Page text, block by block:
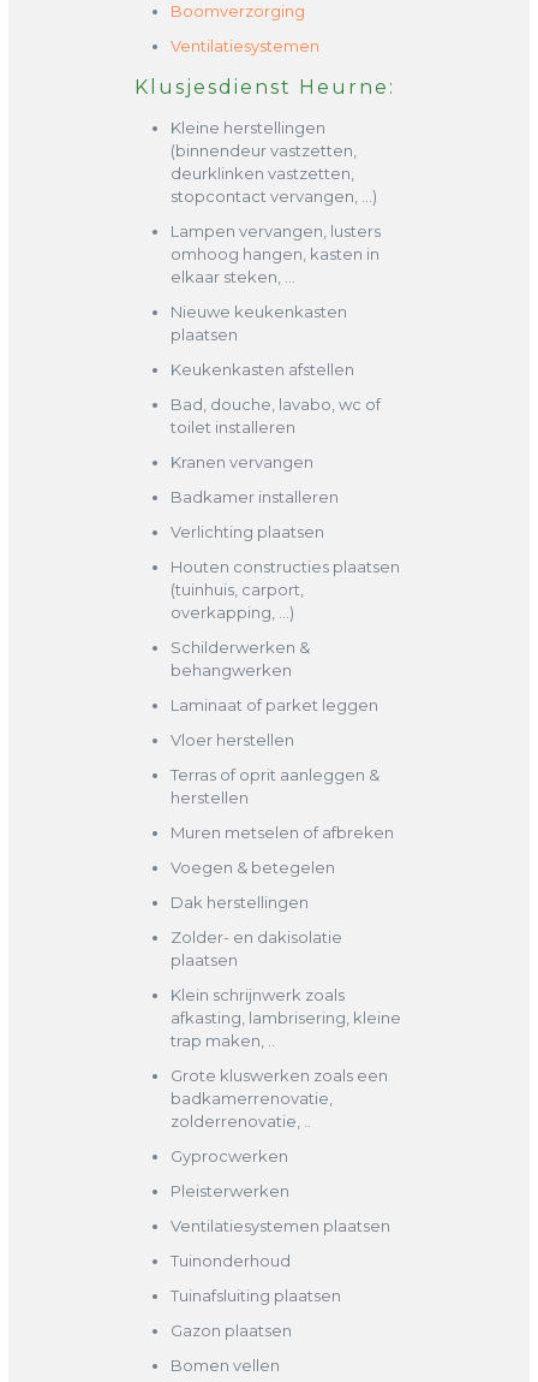
Boomverzorging
Ventilatiesystemen
Klusjesdienst Heurne:
Kleine herstellingen
(binnendeur vastzetten,
deurklinken vastzetten,
stopcontact vervangen, …)
Lampen vervangen, lusters
omhoog hangen, kasten in
elkaar steken, …
Nieuwe keukenkasten
plaatsen
Keukenkasten afstellen
Bad, douche, lavabo, wc of
toilet installeren
Kranen vervangen
Badkamer installeren
Verlichting plaatsen
Houten constructies plaatsen
(tuinhuis, carport,
overkapping, …)
Schilderwerken &
behangwerken
Laminaat of parket leggen
Vloer herstellen
Terras of oprit aanleggen &
herstellen
Muren metselen of afbreken
Voegen & betegelen
Dak herstellingen
Zolder- en dakisolatie
plaatsen
Klein schrijnwerk zoals
afkasting, lambrisering, kleine
trap maken, ..
Grote kluswerken zoals een
badkamerrenovatie,
zolderrenovatie, ..
Gyprocwerken
Pleisterwerken
Ventilatiesystemen plaatsen
Tuinonderhoud
Tuinafsluiting plaatsen
Gazon plaatsen
Bomen vellen